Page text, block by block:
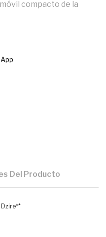
compacto de la
Del Producto